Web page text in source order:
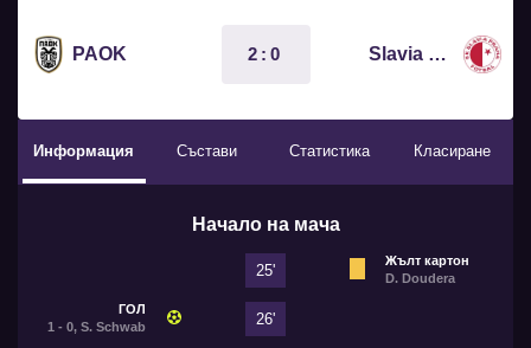
PAOK 2:0 Slavia Prague
Информация Състави Статистика Класиране
Начало на мача
Жълт картон
D. Doudera
25'
ГОЛ
1 - 0, S. Schwab
26'